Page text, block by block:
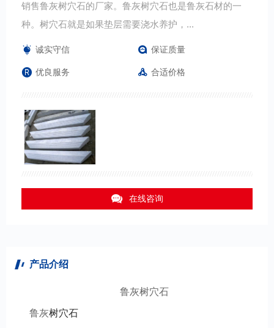
销售鲁灰树穴石的厂家。鲁灰树穴石也是鲁灰石材的一
种。树穴石就是如果垫层需要浇水养护，...
诚实守信 保证质量
优良服务 合适价格
在线咨询
产品介绍
鲁灰树穴石
鲁灰树穴石